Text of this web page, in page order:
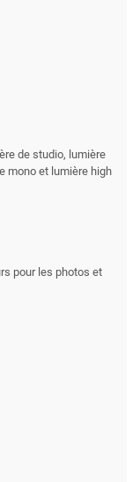
de studio, lumière
mono et lumière high
pour les photos et